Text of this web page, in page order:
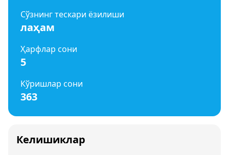
Сўзнинг тескари ёзилиши
лаҳам
Ҳарфлар сони
5
Кўришлар сони
363
Келишиклар